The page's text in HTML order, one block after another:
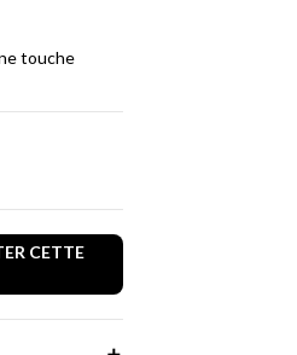
touche
CETTE